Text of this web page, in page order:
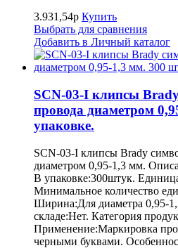
3.931,54р Купить
Выбрать для сравнения
Добавить в Личный каталог
SCN-03-I клипсы
провода диаметром
упаковке.
SCN-03-I клипсы Brady
диаметром 0,95-1,3 мм.
В упаковке:300штук.
Минимальное количество
Ширина:Для диаметра 0,95-
складе:Нет. Категория
Применение:Маркировка
черными буквами.